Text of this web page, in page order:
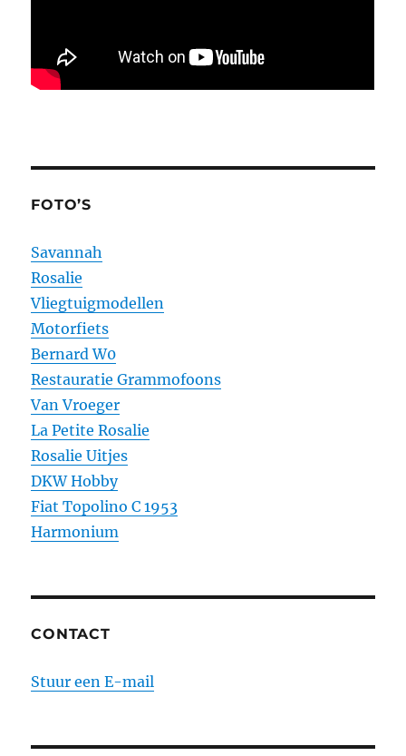
FOTO’S
Savannah
Rosalie
Vliegtuigmodellen
Motorfiets
Bernard W0
Restauratie Grammofoons
Van Vroeger
La Petite Rosalie
Rosalie Uitjes
DKW Hobby
Fiat Topolino C 1953
Harmonium
CONTACT
Stuur een E-mail